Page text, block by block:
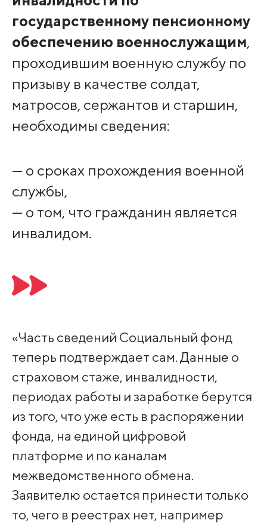
государственному пенсионному
обеспечению военнослужащим,
проходившим военную службу по
призыву в качестве солдат,
матросов, сержантов и старшин,
необходимы сведения:
— о сроках прохождения военной
службы,
— о том, что гражданин является
инвалидом.
«Часть сведений Социальный фонд
теперь подтверждает сам. Данные о
страховом стаже, инвалидности,
периодах работы и заработке берутся
из того, что уже есть в распоряжении
фонда, на единой цифровой
платформе и по каналам
межведомственного обмена.
Заявителю остается принести только
то, чего в реестрах нет, например